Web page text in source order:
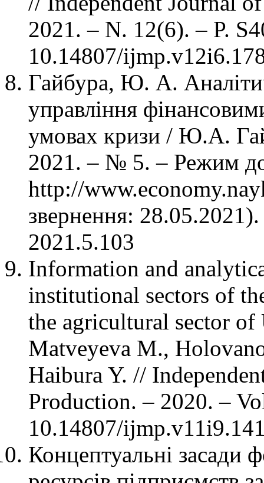
2021. – N. 12(6). – P.
10.14807/
Гайбура, Ю. А.
управління
умовах кризи / Ю.А.
2021. – № 5. – Режим
http://
звернення:
2021.5.103
Information and
institutional sectors of
the agricultural sector
Matveyeva M.,
Haibura Y. //
Production. – 2020. –
10.14807/
Концептуальні засади